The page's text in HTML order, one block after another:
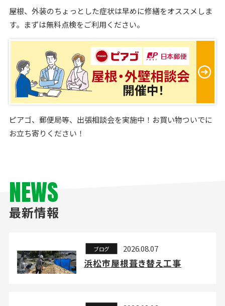
屋根、外装のちょっとした症状は早めに修繕をオススメしま
す。まずは無料点検をご利用ください。
ピアゴ、郵便局等、出張相談会を実施中！お買い物ついでに
お立ち寄りください！
NEWS
最新情報
ブログ 2026.08.07
浜松市屋根葺き替え工事